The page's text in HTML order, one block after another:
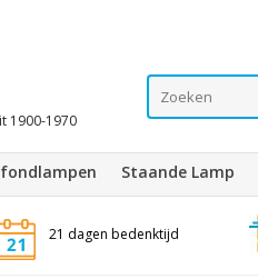
1900-1970
Staande Lamp
21 dagen bedenktijd